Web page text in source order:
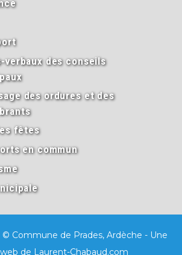
verbaux des conseils
des ordures et des
fêtes
en commun
Commune de Prades, Ardèche - Une
de Laurent-Chabaud.com